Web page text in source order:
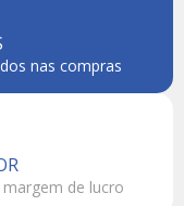
nas compras
de lucro